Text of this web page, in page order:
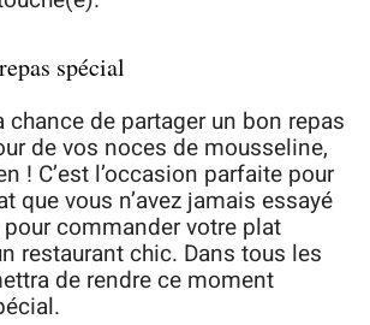
spécial
chance de partager un bon repas
de vos noces de mousseline,
! C’est l’occasion parfaite pour
que vous n’avez jamais essayé
commander votre plat
restaurant chic. Dans tous les
de rendre ce moment